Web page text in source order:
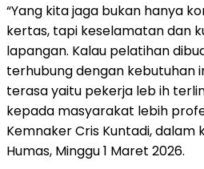
“Yang kita jaga bukan hanya
kertas, tapi keselamatan dan
lapangan. Kalau pelatihan
terhubung dengan kebutuhan
terasa yaitu pekerja leb ih
kepada masyarakat lebih
Kemnaker Cris Kuntadi, dalam
Humas, Minggu 1 Maret 2026.